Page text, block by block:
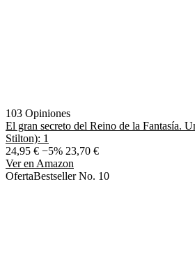
103 Opiniones
El gran secreto del Reino de la Fantasía.
Stilton): 1
24,95 € −5% 23,70 €
Ver en Amazon
OfertaBestseller No. 10